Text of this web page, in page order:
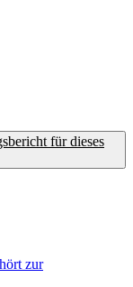
für dieses
zur